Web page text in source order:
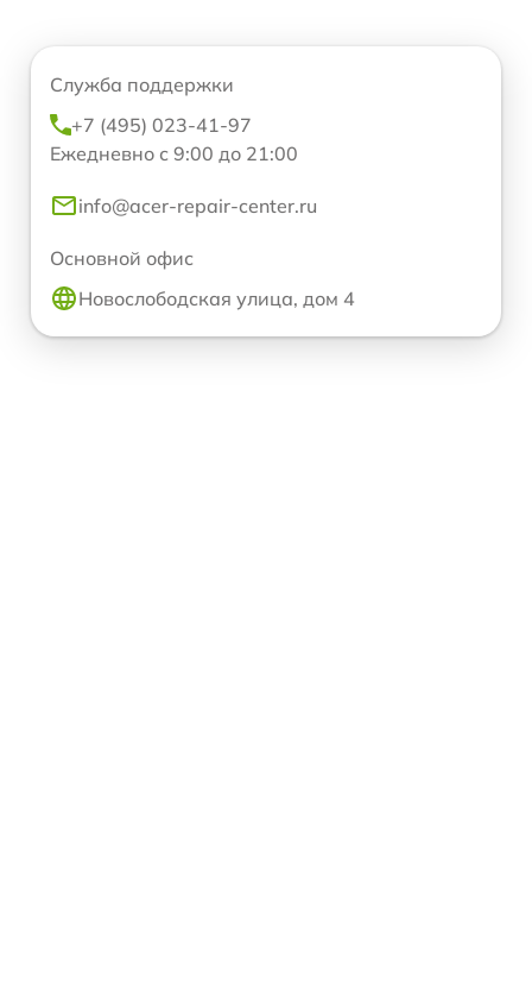
Служба поддержки
+7 (495) 023-41-97
Ежедневно с 9:00 до 21:00
info@acer-repair-center.ru
Основной офис
Новослободская улица, дом 4